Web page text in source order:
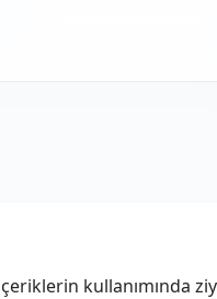
kullanımında